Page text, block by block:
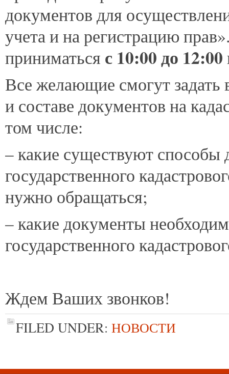
документов для
учета и на регистрацию
приниматься с 10:00 до 12:00
Все желающие смогут задать
и составе документов на
том числе:
– какие существуют способы
государственного
нужно обращаться;
– какие документы
государственного
Ждем Ваших звонков!
FILED UNDER: НОВОСТИ